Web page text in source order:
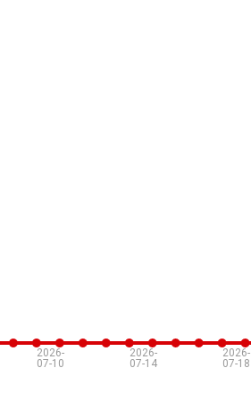
2026-
07-10
2026-
07-14
2026-
07-18